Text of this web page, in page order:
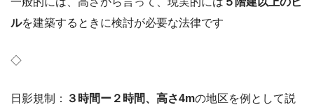
ルを建築するときに検討が必要な法律です
◇
日影規制： ３時間ー２時間、高さ4mの地区を例として説